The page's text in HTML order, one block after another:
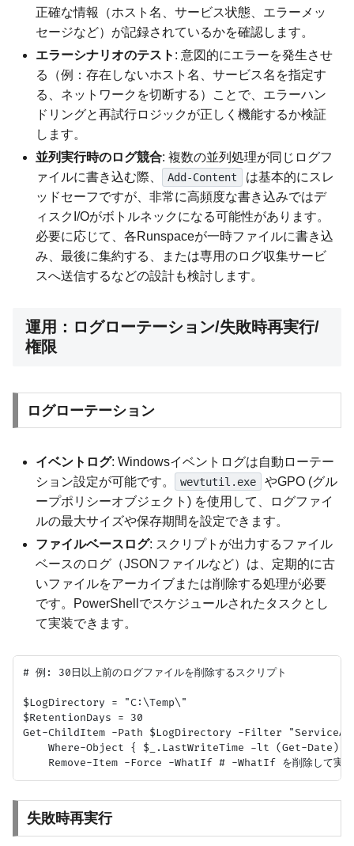
正確な情報（ホスト名、サービス状態、エラーメッ
セージなど）が記録されているかを確認します。
エラーシナリオのテスト : 意図的にエラーを発生させ
る（例：存在しないホスト名、サービス名を指定す
る、ネットワークを切断する）ことで、エラーハン
ドリングと再試行ロジックが正しく機能するか検証
します。
並列実行時のログ競合: 複数の並列処理が同じログフ
ァイルに書き込む際、
Add-Content
は基本的にスレ
ッドセーフですが、非常に高頻度な書き込みではデ
ィスクI/Oがボトルネックになる可能性があります。
必要に応じて、各Runspaceが一時ファイルに書き込
み、最後に集約する、または専用のログ収集サービ
スへ送信するなどの設計も検討します。
運用：ログローテーション/失敗時再実行/
権限
ログローテーション
イベントログ: Windowsイベントログは自動ローテー
ション設定が可能です。
wevtutil.exe
やGPO (グル
ープポリシーオブジェクト) を使用して、ログファイ
ルの最大サイズや保存期間を設定できます。
ファイルベースログ: スクリプトが出力するファイル
ベースのログ（JSONファイルなど）は、定期的に古
いファイルをアーカイブまたは削除する処理が必要
です。PowerShellでスケジュールされたタスクとし
て実装できます。
# 例: 30日以上前のログファイルを削除するスクリプト
$LogDirectory = "C:\Temp\"
$RetentionDays = 30
Get-ChildItem -Path $LogDirectory -Filter
Where-Object { $_.LastWriteTime -lt (Get-
失敗時再実行